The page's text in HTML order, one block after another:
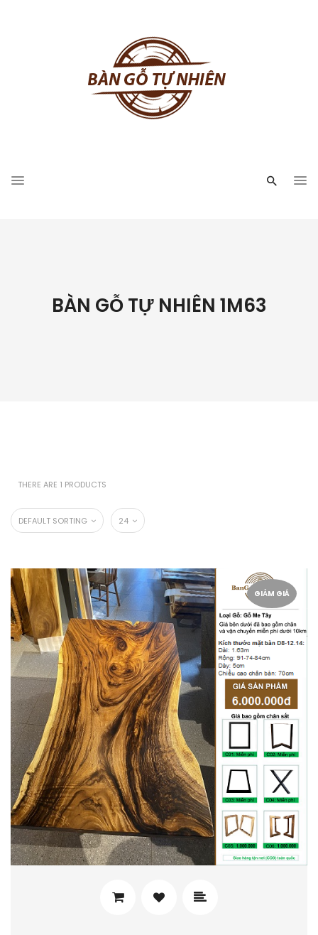
BÀN GỖ TỰ NHIÊN 1M63
THERE ARE 1 PRODUCTS
DEFAULT SORTING 24
GIẢM GIÁ